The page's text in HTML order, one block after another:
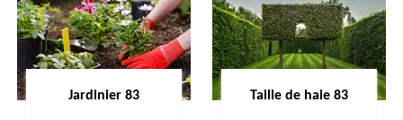
Jardinier 83 Taille de haie 83